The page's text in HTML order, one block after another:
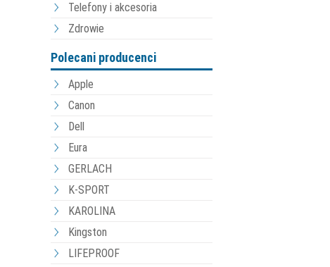
Telefony i akcesoria
Zdrowie
Polecani producenci
Apple
Canon
Dell
Eura
GERLACH
K-SPORT
KAROLINA
Kingston
LIFEPROOF